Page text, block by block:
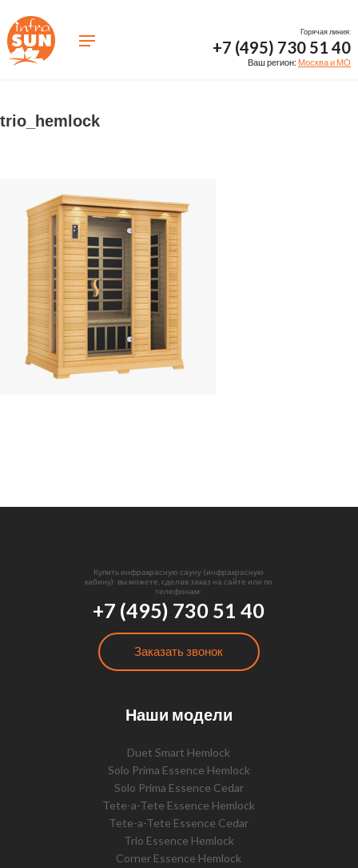
Горячая линия:
+7 (495) 730 51 40
Ваш регион: Москва и МО
trio_hemlock
Купить инфракрасную сауну (инфракрасную
кабину): вы можете, сделав заказ на сайте или по
телефонам:
+7 (495) 730 51 40
Заказать звонок
Наши модели
Duet Smart Hemlock
Solo Prima Essence Hemlock
Solo Prima Essence Cedar
Tete-a-Tete Essence Hemlock
Tete-a-Tete Essence Cedar
Trio Essence Hemlock
Corner Essence Hemlock